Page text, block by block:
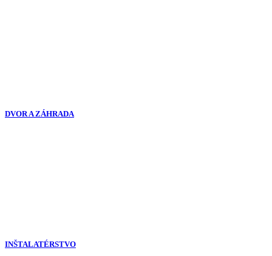
DVOR A ZÁHRADA
INŠTALATÉRSTVO